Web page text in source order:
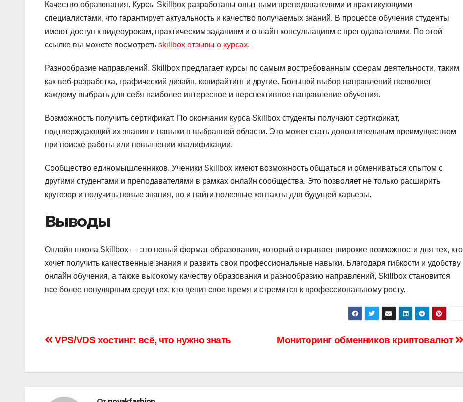
Качество образования. Курсы Skillbox разработаны опытными преподавателями и практикующими
специалистами, что гарантирует актуальность и качество получаемых знаний. В процессе обучения студенты
имеют доступ к видеоурокам, практическим заданиям и онлайн консультациям с преподавателями. По этой
ссылке вы можете посмотреть skillbox отзывы о курсах.
Разнообразие направлений. Skillbox предлагает курсы по самым востребованным сферам деятельности, таким
как веб-разработка, графический дизайн, копирайтинг и другие. Большой выбор направлений позволяет
каждому выбрать для себя наиболее интересное и перспективное направление обучения.
Возможность получить сертификат. По окончании курса Skillbox студенты получают сертификат,
подтверждающий их знания и навыки в выбранной области. Это может стать дополнительным преимуществом
при поиске работы или повышении квалификации.
Сообщество единомышленников. Ученики Skillbox имеют возможность общаться и обмениваться опытом с
другими студентами и преподавателями в рамках онлайн сообщества. Это позволяет не только расширить
кругозор и получить новые знания, но и найти полезные контакты для будущей карьеры.
Выводы
Онлайн школа Skillbox — это новый формат образования, который открывает широкие возможности для тех, кто
хочет получить качественные знания и развить свои профессиональные навыки. Благодаря гибкости и удобству
онлайн обучения, а также высокому качеству образования и разнообразию направлений, Skillbox становится
все более популярным среди тех, кто ценит свое время и стремится к профессиональному росту.
Навигация
Мониторинг обменников криптовалют
VPS/VDS хостинг: всё, что нужно знать